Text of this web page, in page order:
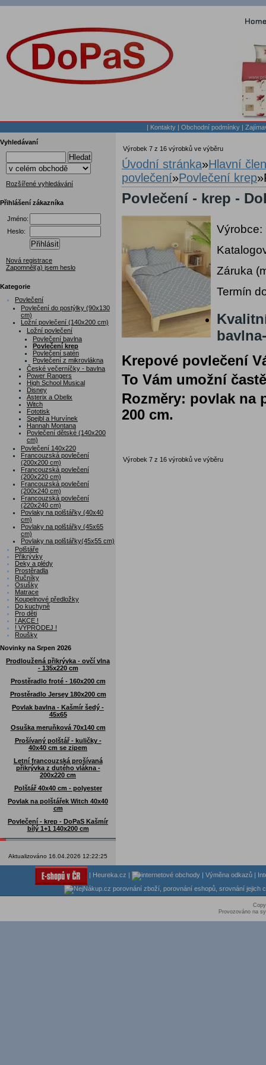
| Kontakty | Obchodní podmínky |
Vyhledávaní
Hledat
Rozšířené vyhledávání
Přihlášení zákazníka
Jméno:
Heslo:
Přihlásit
Nová registrace
Zapomněl(a) jsem heslo
Kategorie
Povlečení
Povlečení do postýlky (90x130
cm)
Ložní povlečení (140x200 cm)
Ložní povlečení
Povlečení bavlna
Povlečení krep
Povlečení satén
Povlečení z mikrovlákna
České večerníčky - bavlna
Power Rangers
High School Musical
Disney
Asterix a Obelix
Witch
Fototisk
Spejbl a Hurvínek
Hannah Montana
Povlečení dětské (140x200
cm)
Povlečení 140x220
Francouzská povlečení
(200x200 cm)
Francouzská povlečení
(200x220 cm)
Francouzská povlečení
(200x240 cm)
Francouzská povlečení
(220x240 cm)
Povlaky na polštářky (40x40
cm)
Povlaky na polštářky (45x65
cm)
Povlaky na polštářky(45x55 cm)
Polštáře
Přikrývky
Deky a plédy
Prostěradla
Ručníky
Osušky
Matrace
Koupelnové předložky
Do kuchyně
Pro děti
! AKCE !
! VÝPRODEJ !
Roušky
Novinky na Srpen 2026
Prodloužená přikrývka - ovčí vlna
- 135x220 cm
Prostěradlo froté - 160x200 cm
Prostěradlo Jersey 180x200 cm
Povlak bavlna - Kašmír šedý -
45x65
Osuška meruňková 70x140 cm
Prošívaný polštář - kuličky -
40x40 cm se zipem
Letní francouzská prošívaná
přikrývka z dutého vlákna -
200x220 cm
Polštář 40x40 cm - polyester
Povlak na polštářek Witch 40x40
cm
Povlečení - krep - DoPaS Kašmír
bílý 1+1 140x200 cm
Aktualizováno 16.04.2026 12:22:25
Výrobek 7 z 16 výrobků ve výběru
Úvodní stránka»Hlavní
povlečení»Povlečení krep»
Povlečení - krep -
Výrobce:
Záruka
Termín
Krepové povlečení
To Vám umožní
Rozměry: povlak na
200 cm.
Výrobek 7 z 16 výrobků ve výběru
Heureka.cz Výměna odkazů
Provozováno na